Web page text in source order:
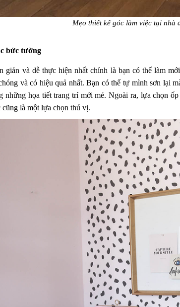
Mẹo thiết kế góc làm việc tại nhà
bức tường
giản và dễ thực hiện nhất chính là bạn có thể làm
và có hiệu quả nhất. Bạn có thể tự mình sơn lại
những họa tiết trang trí mới mẻ. Ngoài ra, lựa chọn
là một lựa chọn thú vị.